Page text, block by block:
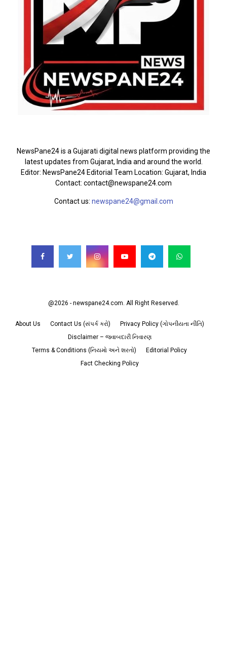
NewsPane24 is a Gujarati digital news platform providing the
latest updates from Gujarat, India and around the world.
Editor: NewsPane24 Editorial Team Location: Gujarat, India
Contact: contact@newspane24.com
Contact us: newspane24@gmail.com
@2026 - newspane24.com. All Right Reserved.
About Us Contact Us (સંપર્ક કરો)
Privacy Policy (ગોપનીયતા નીતિ)
Disclaimer – જવાબદારી નિવારણ
Terms & Conditions (નિયમો અને શરતો)
Editorial Policy
Fact Checking Policy